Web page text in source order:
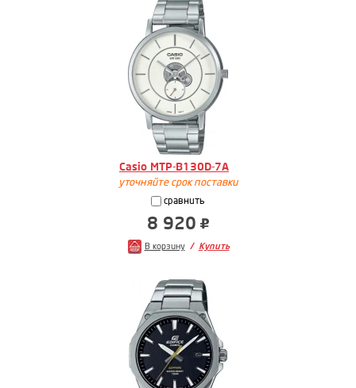
Casio MTP-B130D-7A
уточняйте срок поставки
сравнить
8 920
В корзину Купить